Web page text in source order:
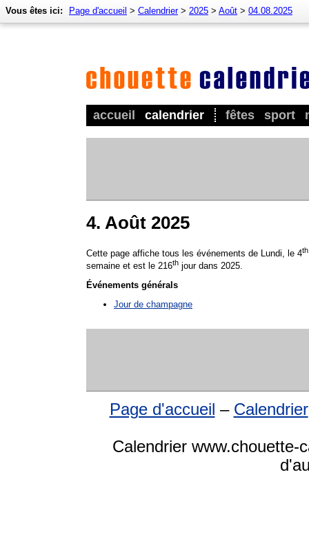
accueil calendrier fêtes sport
Vous êtes ici: Page d'accueil > Calendrier> 2025 > Août > 04.08.2025
4. Août 2025
Cette page affiche tous les événements de Lundi, le 4th
semaine et est le 216th jour dans 2025.
Événements générals
Jour de champagne
Page d'accueil – Calendrier
Calendrier www.chouette-